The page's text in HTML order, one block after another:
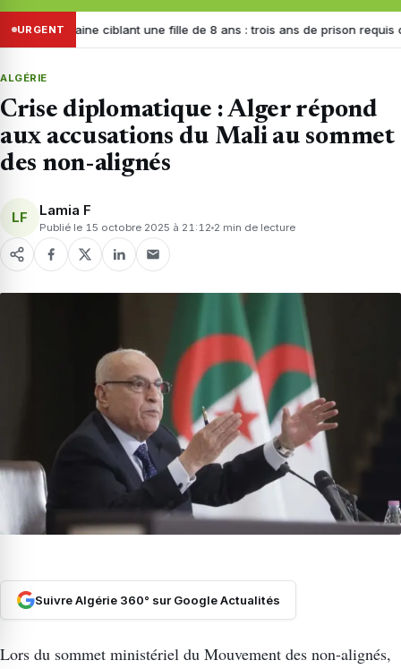
URGENT
haine ciblant une fille de 8 ans : trois ans de prison requis contre
ALGÉRIE
Crise diplomatique : Alger répond
aux accusations du Mali au sommet
des non-alignés
LF Lamia F
Publié le 15 octobre 2025 à 21:12 2 min de lecture
Suivre Algérie 360° sur Google Actualités
Lors du sommet ministériel du Mouvement des non-alignés,